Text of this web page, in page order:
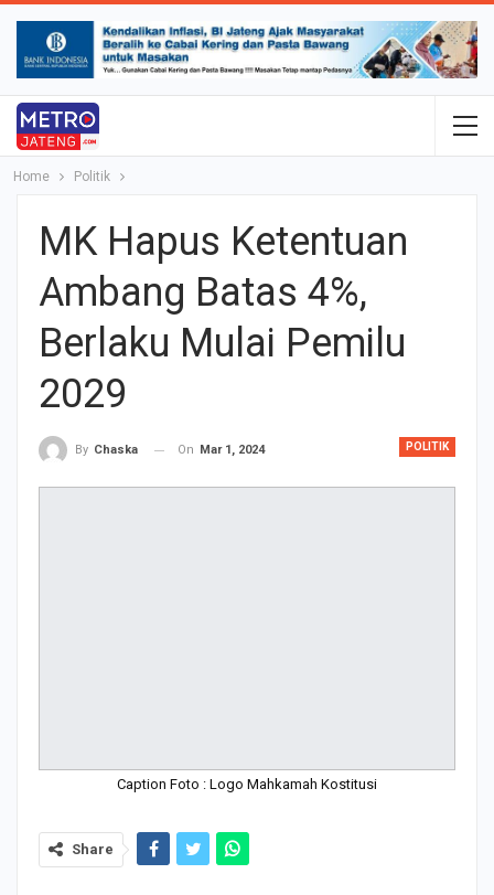
Home Politik
MK Hapus Ketentuan
Ambang Batas 4%,
Berlaku Mulai Pemilu
2029
POLITIK
By Chaska On Mar 1, 2024
Caption Foto : Logo Mahkamah Kostitusi
Share